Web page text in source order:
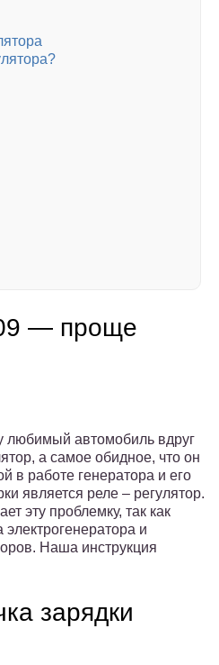
— проще
любимый автомобиль вдруг
а самое обидное, что он
в работе генератора и его
является реле – регулятор.
эту проблемку, так как
и
Наша инструкция
зарядки